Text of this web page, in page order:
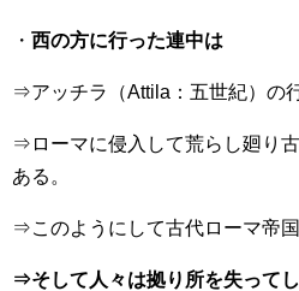
・ 西の方に行った連中は
⇒アッチラ（Attila：五世紀）の
⇒ローマに侵入して荒らし廻り
ある。
⇒このようにして古代ローマ帝国
⇒そして人々は拠り所を失って